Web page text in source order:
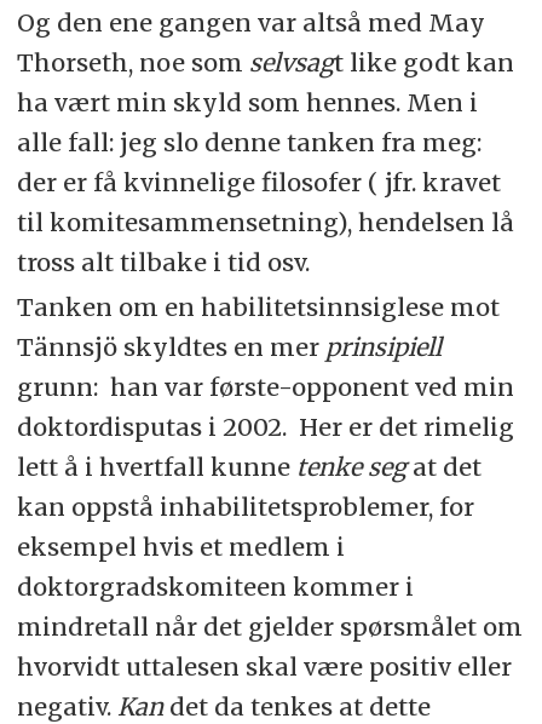
Og den ene gangen var altså med May
Thorseth, noe som selvsagt like godt kan
ha vært min skyld som hennes. Men i
alle fall: jeg slo denne tanken fra meg:
der er få kvinnelige filosofer ( jfr. kravet
til komitesammensetning), hendelsen lå
tross alt tilbake i tid osv.
Tanken om en habilitetsinnsiglese mot
Tännsjö skyldtes en mer prinsipiell
grunn: han var første-opponent ved min
doktordisputas i 2002. Her er det rimelig
lett å i hvertfall kunne tenke segat det
kan oppstå inhabilitetsproblemer, for
eksempel hvis et medlem i
doktorgradskomiteen kommer i
mindretall når det gjelder spørsmålet om
hvorvidt uttalesen skal være positiv eller
negativ. Kandet da tenkes at dette